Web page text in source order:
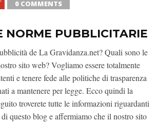
0 COMMENTS
NORME PUBBLICITARIE
de La Gravidanza.net? Quali sono le
sito web? Vogliamo essere totalmente
e tenere fede alle politiche di trasparenza
a mantenere per legge. Ecco quindi la
troverete tutte le informazioni riguardanti
questo blog e affermiamo che il nostro sito